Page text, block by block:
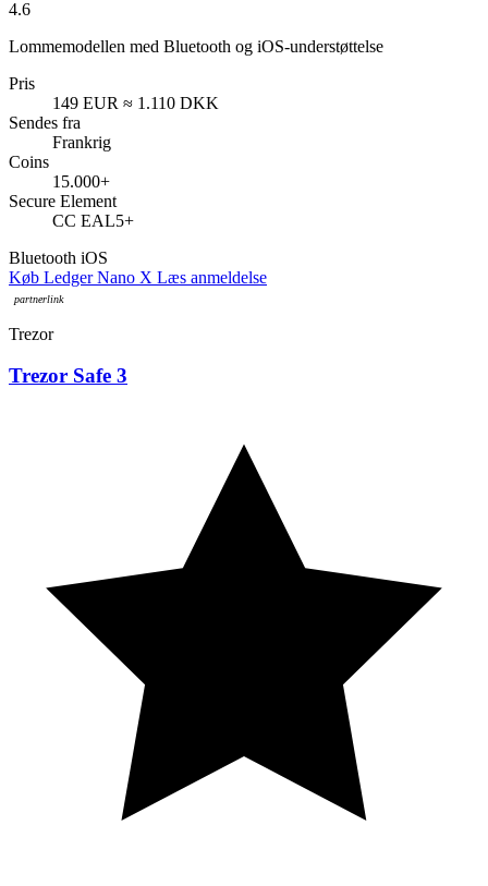
4.6
Lommemodellen med Bluetooth og iOS-understøttelse
Pris
149 EUR ≈ 1.110 DKK
Sendes fra
Frankrig
Coins
15.000+
Secure Element
CC EAL5+
Bluetooth iOS
Køb Ledger Nano X Læs anmeldelse
Trezor
Trezor Safe 3